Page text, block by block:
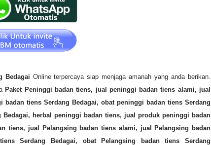
Bedagai Online terpercaya siap menjaga amanah yang anda berikan.
Paket Peninggi badan tiens, jual peninggi badan tiens alami, jual
badan tiens Serdang Bedagai, obat peninggi badan tiens Serdang
Bedagai, herbal peninggi badan tiens, jual produk peninggi badan
tiens, jual Pelangsing badan tiens alami, jual Pelangsing badan
Serdang Bedagai, obat Pelangsing badan tiensSerdang